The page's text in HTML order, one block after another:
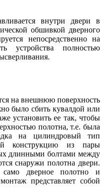
внутри двери в
обшивкой дверного
непосредственно на
устройства полностью
на внешнюю поверхность
было сбить кувалдой или
установить ее так, чтобы
полотна, т.е. была
на цилиндровый тип
конструкцию из пары
длинными болтами между
снаружи полотна двери.
само дверное полотно и
представляет собой